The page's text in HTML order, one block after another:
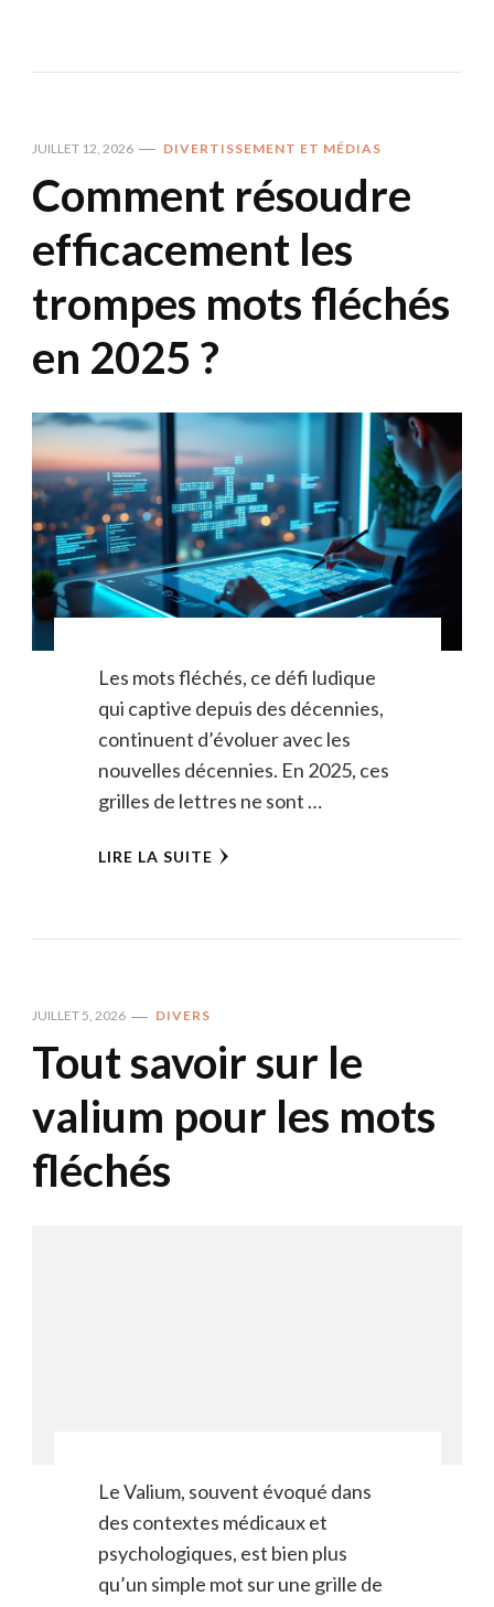
JUILLET 12, 2026 DIVERTISSEMENT ET MÉDIAS
Comment résoudre
efficacement les
trompes mots fléchés
en 2025 ?
Les mots fléchés, ce défi ludique
qui captive depuis des décennies,
continuent d’évoluer avec les
nouvelles décennies. En 2025, ces
grilles de lettres ne sont …
LIRE LA SUITE
JUILLET 5, 2026 DIVERS
Tout savoir sur le
valium pour les mots
fléchés
Le Valium, souvent évoqué dans
des contextes médicaux et
psychologiques, est bien plus
qu’un simple mot sur une grille de